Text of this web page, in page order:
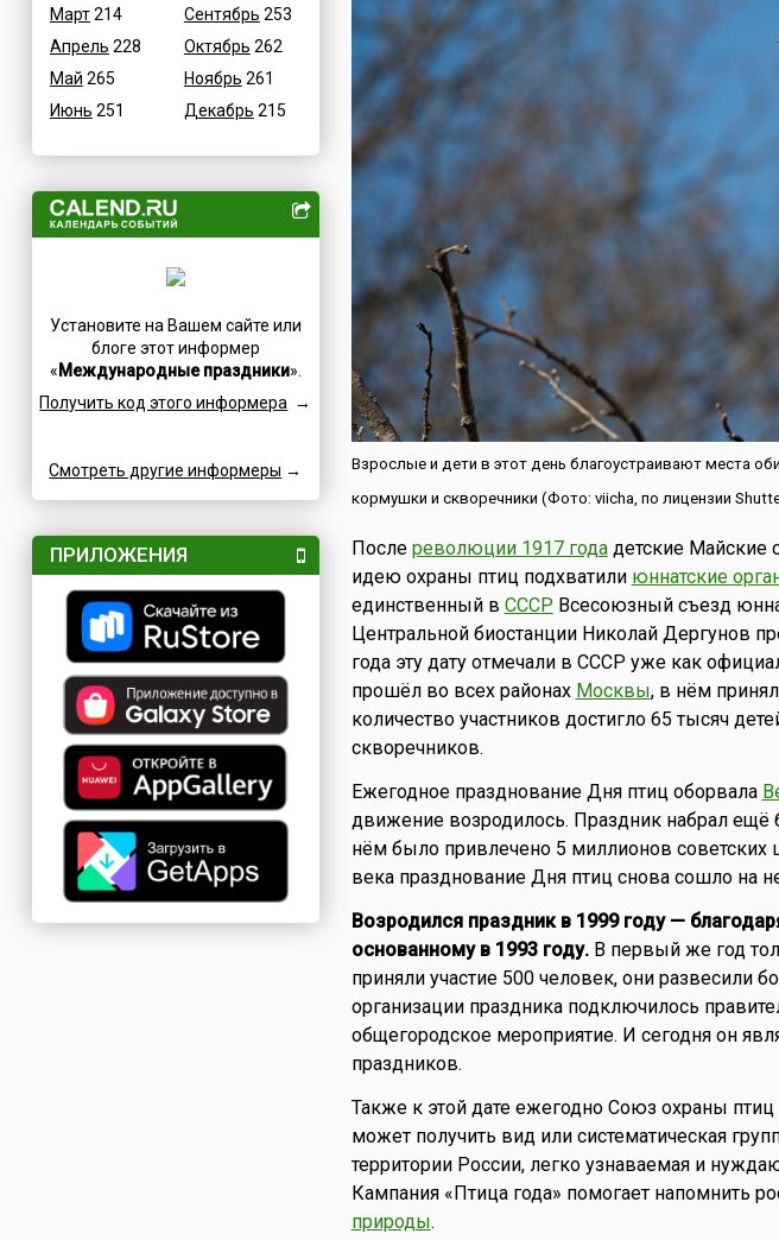
Иордания
Ирак
Иран
Ирландия
Исландия
Италия
Канада
Катар
Кипр
Коми
Коста-Рика
Куба
Кыргызстан
Лаос
Латвия
Ливан
Литва
Люксембург
Мадагаскар
Македония
Мексика
Молдова
Нигерия
В честь икон
Дни памяти святых
Конституционные
Культурные
Научно-технические
Медицинские
Посты
Семейные
Славные
Спортивные
Турниры
Творческие
Учительские
Фестивали
Финансовые
Флотские
Юридические
Языковые
Март214
Апрель 228
Май 265
Июнь 251
Сентябрь 253
Октябрь 262
Ноябрь 261
Декабрь 215
Установите на Вашем сайте или
блоге этот информер
« Международные праздники».
Получить код этого информера →
Смотреть другие информеры →
ПРИЛОЖЕНИЯ
Взрослые и дети в этот день благоустраивают места
кормушки и скворечники (Фото: viicha, по лицензии
После революции 1917 годадетские Майские
идею охраны птиц подхватили юннатские
единственный в СССР Всесоюзный съезд
Центральной биостанции Николай Дергунов
года эту дату отмечали в СССР уже как
прошёл во всех районах Москвы, в нём
количество участников достигло 65 тысяч
скворечников.
Ежегодное празднование Дня птиц оборвала
движение возродилось. Праздник набрал ещё
нём было привлечено 5 миллионов
века празднование Дня птиц снова сошло на
Возродился праздник в 1999 году —
основанному в 1993 году.В первый же год
приняли участие 500 человек, они развесили
организации праздника подключилось
общегородское мероприятие. И сегодня он
праздников.
Также к этой дате ежегодно Союз охраны птиц
может получить вид или систематическая
территории России, легко узнаваемая и
Кампания «Птица года» помогает напомнить
природы.